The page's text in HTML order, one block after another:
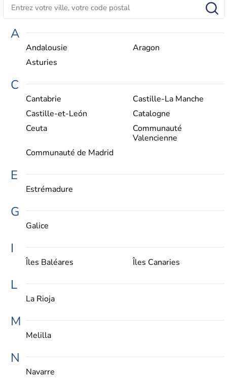
A
Andalousie
Aragon
Asturies
C
Cantabrie
Castille-La Manche
Castille-et-León
Catalogne
Ceuta
Communauté
Valencienne
Communauté de Madrid
E
Estrémadure
G
Galice
I
Îles Baléares Îles Canaries
L
La Rioja
M
Melilla
N
Navarre